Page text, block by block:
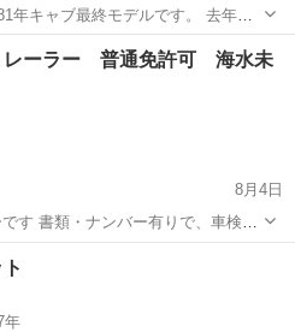
年キャブ最終モデルです。 去年購
く手放します。 予備検付きで購入
ー曰く陸運局に持ち込んでフロン
の他 コルベット
ーラー 普通免許可 海水未
8月4日
す 書類・ナンバー有りで、車検は
認可能です 引取でお願いします
い 大幅な値引き交渉等は返信しな
トレーラー
年